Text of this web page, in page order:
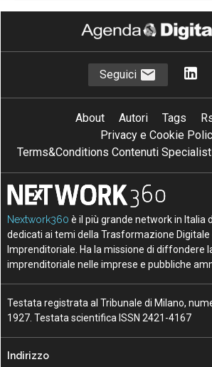
Seguici
About Autori Tags
Privacy e Cookie
Terms&Conditions Contenuti
Nextwork360 è il più grande network in Italia
dedicati ai temi della Trasformazione Digitale
Imprenditoriale. Ha la missione di diffondere
imprenditoriale nelle imprese e pubbliche
Testata registrata al Tribunale di Milano,
1927. Testata scientifica ISSN 2421-4167
Indirizzo